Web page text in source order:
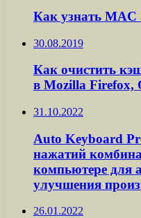
Как узнать MAC
30.08.2019
Как очистить
в Mozilla Firefox,
31.10.2022
Auto Keyboard
нажатий
компьютере для
улучшения
26.01.2022